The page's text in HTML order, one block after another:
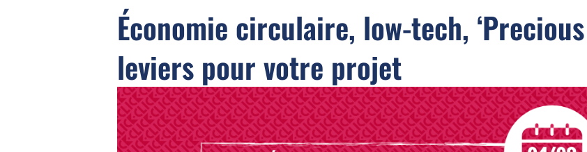
Économie circulaire, low-tech,
leviers pour votre projet